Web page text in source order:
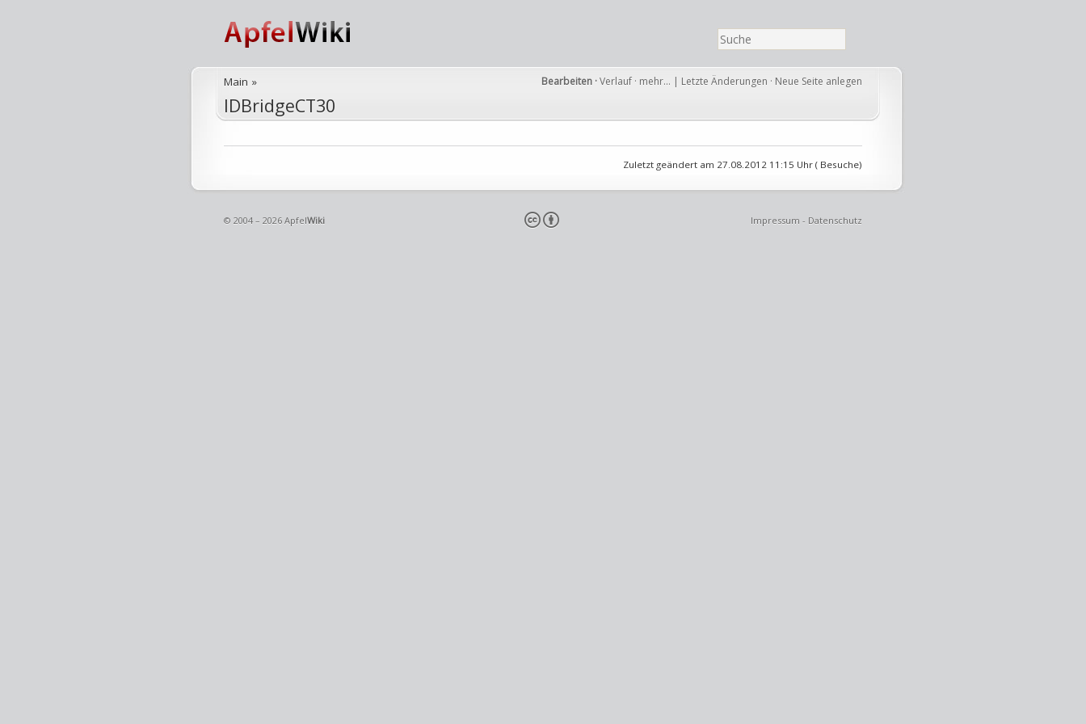
Bearbeiten ·Verlauf · mehr… | Letzte Änderungen · Neue Seite anlegen
Main »
IDBridgeCT30
Zuletzt geändert am 27.08.2012 11:15 Uhr ( Besuche)
© 2004 – 2026 ApfelWiki Impressum - Datenschutz
cb